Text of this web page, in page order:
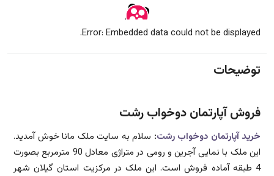
Error: Embedded data could not be displayed.
توضیحات
فروش آپارتمان دوخواب رشت
خرید آپارتمان دوخواب رشت: سلام به سایت ملک مانا خوش آمدید.
این ملک با نمایی آجرین و رومی در متراژی معادل 90 مترمربع بصورت
4 طبقه آماده فروش است. این ملک در مرکزیت استان گیلان شهر